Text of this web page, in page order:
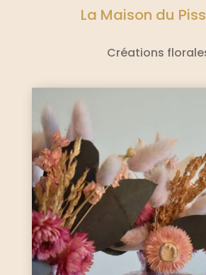
La Maison du
Créations